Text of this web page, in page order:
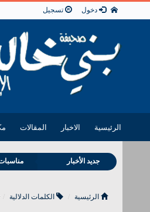
دخول تسجيل
الرئيسية الاخبار المقالات
جديد الأخبار
الرئيسية الكلمات الدلالية